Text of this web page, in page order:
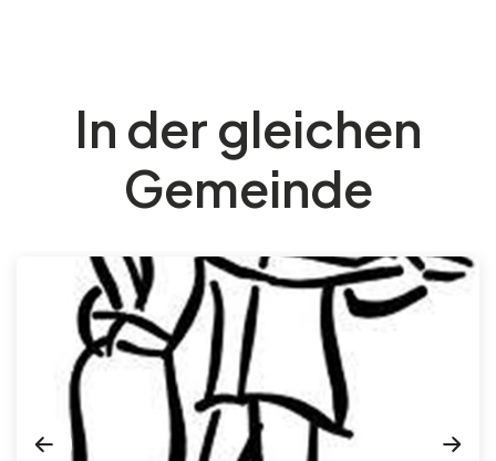
In der gleichen
Gemeinde